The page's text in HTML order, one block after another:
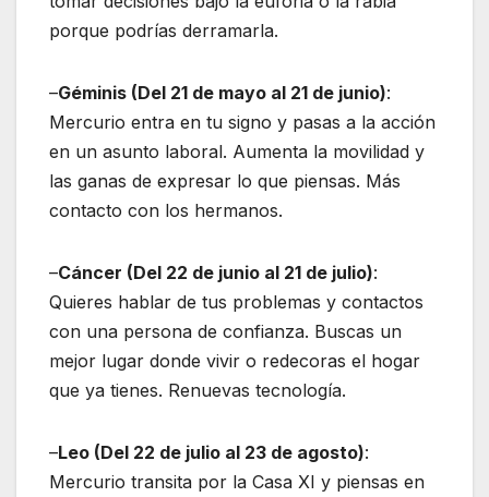
porque podrías derramarla.
–Géminis (Del 21 de mayo al 21 de junio):
Mercurio entra en tu signo y pasas a la acción
en un asunto laboral. Aumenta la movilidad y
las ganas de expresar lo que piensas. Más
contacto con los hermanos.
–Cáncer (Del 22 de junio al 21 de julio):
Quieres hablar de tus problemas y contactos
con una persona de confianza. Buscas un
mejor lugar donde vivir o redecoras el hogar
que ya tienes. Renuevas tecnología.
–Leo (Del 22 de julio al 23 de agosto):
Mercurio transita por la Casa XI y piensas en